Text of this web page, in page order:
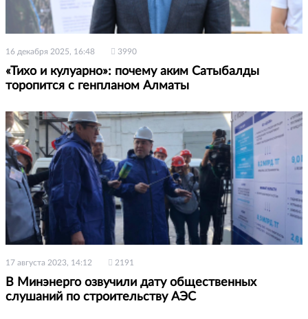
16 декабря 2025, 16:48 3990
«Тихо и кулуарно»: почему аким Сатыбалды
торопится с генпланом Алматы
17 августа 2023, 14:12 2191
В Минэнерго озвучили дату общественных
слушаний по строительству АЭС